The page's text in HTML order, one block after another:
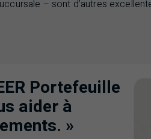
– sont d’autres
Portefeuille
aider à
»